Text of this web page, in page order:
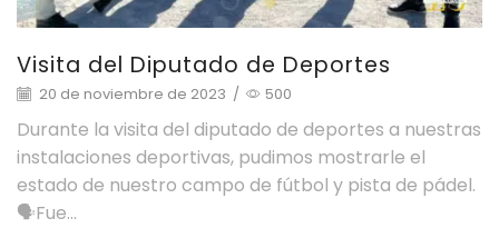
Visita del Diputado de Deportes
20 de noviembre de 2023 / 500
Durante la visita del diputado de deportes a nuestras
instalaciones deportivas, pudimos mostrarle el
estado de nuestro campo de fútbol y pista de pádel.
🗣️Fue...